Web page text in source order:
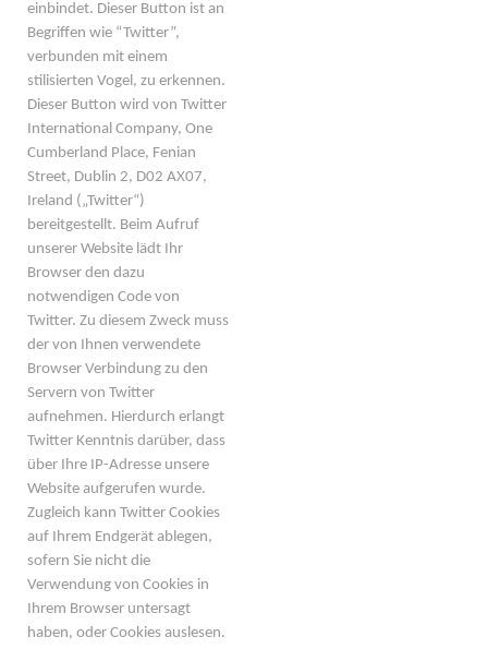
einbindet. Dieser Button ist an
Begriffen wie “Twitter”,
verbunden mit einem
stilisierten Vogel, zu erkennen.
Dieser Button wird von Twitter
International Company, One
Cumberland Place, Fenian
Street, Dublin 2, D02 AX07,
Ireland („Twitter“)
bereitgestellt. Beim Aufruf
unserer Website lädt Ihr
Browser den dazu
notwendigen Code von
Twitter. Zu diesem Zweck muss
der von Ihnen verwendete
Browser Verbindung zu den
Servern von Twitter
aufnehmen. Hierdurch erlangt
Twitter Kenntnis darüber, dass
über Ihre IP-Adresse unsere
Website aufgerufen wurde.
Zugleich kann Twitter Cookies
auf Ihrem Endgerät ablegen,
sofern Sie nicht die
Verwendung von Cookies in
Ihrem Browser untersagt
haben, oder Cookies auslesen.